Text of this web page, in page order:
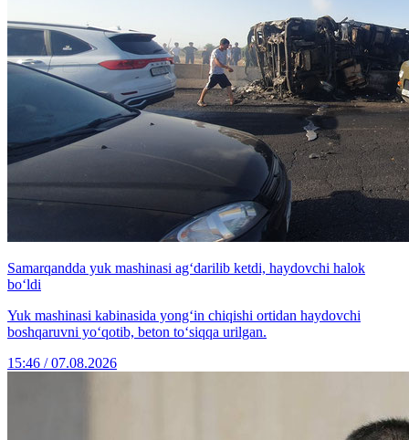
Samarqandda yuk mashinasi ag‘darilib ketdi, haydovchi halok
bo‘ldi
Yuk mashinasi kabinasida yong‘in chiqishi ortidan haydovchi
boshqaruvni yo‘qotib, beton to‘siqqa urilgan.
15:46 / 07.08.2026